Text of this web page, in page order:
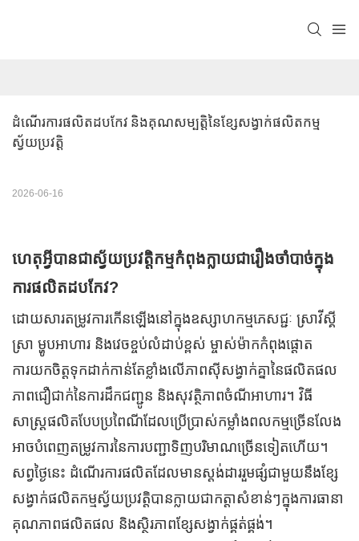
ដំណើរការផលិតដបកែវ និងគុណសម្បត្តិនៃខ្សែសង្វាក់ផលិតកម្ម
ស្វ័យប្រវត្តិ
2026-06-16
ហេតុអ្វីបានជាស្វ័យប្រវត្តិកម្មកំពុងក្លាយជារឿងចាំបាច់ក្នុង
ការផលិតដបកែវ?
ដោយសារតម្រូវការកើនឡើងនៅក្នុងឧស្សាហកម្មភេសជ្ជៈ ស្រាវីស្គី
ស្រា ម្ហូបអាហារ និងវេចខ្ចប់លំដាប់ខ្ពស់ ម្ចាស់ម៉ាកកំពុងផ្តោត
ការយកចិត្តទុកដាក់កាន់តែខ្លាំងលើភាពស៊ីសង្វាក់គ្នានៃផលិតផល
ភាពជឿជាក់នៃការដឹកជញ្ជូន និងសុវត្ថិភាពចំណីអាហារ។ វិធី
សាស្រ្តផលិតបែបប្រពៃណីដែលប្រើប្រាស់កម្លាំងពលកម្មច្រើនលែង
អាចបំពេញតម្រូវការនៃការបញ្ជាទិញបរិមាណច្រើនទៀតហើយ។
សព្វថ្ងៃនេះ ដំណើរការផលិតដែលមានស្តង់ដាររួមផ្សំជាមួយនឹងខ្សែ
សង្វាក់ផលិតកម្មស្វ័យប្រវត្តិបានក្លាយជាកត្តាសំខាន់ៗក្នុងការធានា
គុណភាពផលិតផល និងស្ថិរភាពខ្សែសង្វាក់ផ្គត់ផ្គង់។